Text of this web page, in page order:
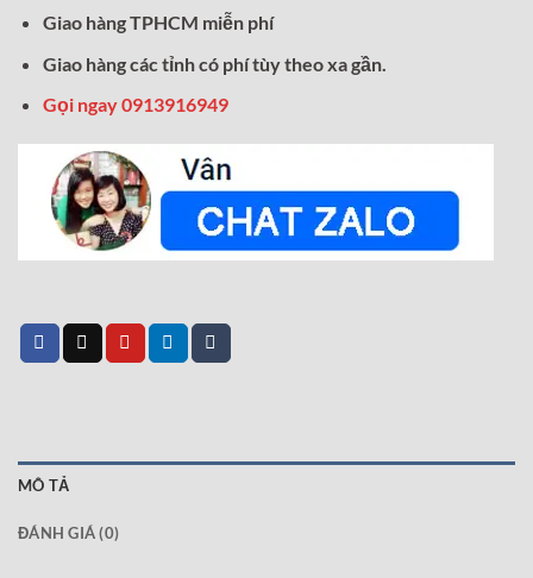
Giao hàng TPHCM miễn phí
Giao hàng các tỉnh có phí tùy theo xa gần.
Gọi ngay 0913916949
MÔ TẢ
ĐÁNH GIÁ (0)